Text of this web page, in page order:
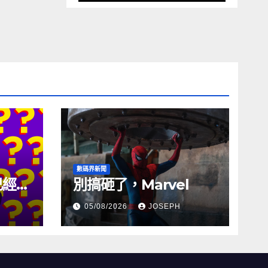
幾
數碼界新聞
別搞砸了，Marvel
05/08/2026 JOSEPH